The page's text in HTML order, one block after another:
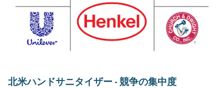
北米ハンドサニタイザー - 競争の集中度